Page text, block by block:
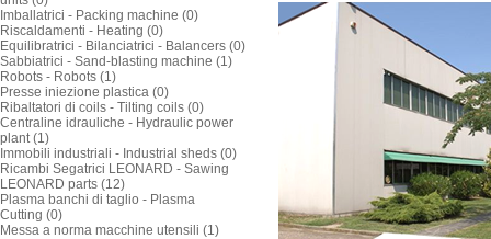
Imballatrici - Packing machine (0)
Riscaldamenti - Heating (0)
Equilibratrici - Bilanciatrici - Balancers (0)
Sabbiatrici - Sand-blasting machine (1)
Robots - Robots (1)
Presse iniezione plastica (0)
Ribaltatori di coils - Tilting coils (0)
Centraline idrauliche - Hydraulic power
plant (1)
Immobili industriali - Industrial sheds (0)
Ricambi Segatrici LEONARD - Sawing
LEONARD parts (12)
Plasma banchi di taglio - Plasma
Cutting (0)
Messa a norma macchine utensili (1)